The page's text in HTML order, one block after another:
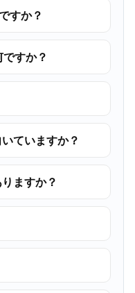
すか？
すか？
ていますか？
ますか？